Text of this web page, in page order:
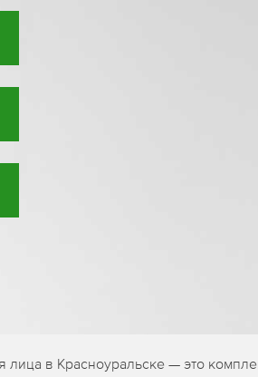
в Красноуральске — это